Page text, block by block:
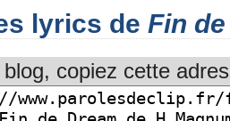
lyrics de Fin
copiez cette